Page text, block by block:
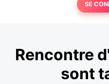
SE
Rencontre
sont